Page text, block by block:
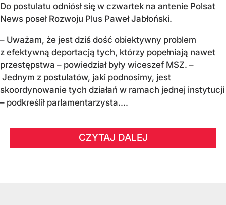
Do postulatu odniósł się w czwartek na antenie Polsat
News poseł Rozwoju Plus Paweł Jabłoński.
– Uważam, że jest dziś dość obiektywny problem
z efektywną deportacją tych, którzy popełniają nawet
przestępstwa – powiedział były wiceszef MSZ. –
Jednym z postulatów, jaki podnosimy, jest
skoordynowanie tych działań w ramach jednej instytucji
– podkreślił parlamentarzysta....
CZYTAJ DALEJ